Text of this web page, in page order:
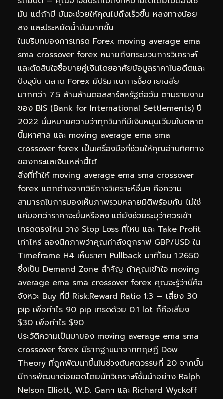
มัน แต่ถ้ามี มันจะช่วยให้คุณไปถึงเร็วขึ้น หลงทางน้อย
ลง และประหยัดน้ำมันมากขึ้น
ในบริบทของการเทรด Forex moving average ema
sma crossover forex หมายถึงกระบวนการวิเคราะห์
และตัดสินใจซื้อขายคู่เงินโดยอาศัยข้อมูลราคาในอดีตและ
ปัจจุบัน ตลาด Forex มีปริมาณการซื้อขายเฉลี่ย
มากกว่า 7.5 ล้านล้านดอลลาร์สหรัฐต่อวัน ตามรายงาน
ของ BIS (Bank for International Settlements) ปี
2022 นั่นหมายความว่าทุกวินาทีมีเงินหมุนเวียนในตลาด
นี้มหาศาล และ moving average ema sma
crossover forex เป็นเครื่องมือที่ช่วยให้คุณอ่านทิศทาง
ของกระแสเงินเหล่านี้ได้
สิ่งที่ทำให้ moving average ema sma crossover
forex แตกต่างจากวิธีการวิเคราะห์อื่นๆ คือความ
สามารถในการมองเห็นภาพรวมหลายมิติพร้อมกัน ไม่ใช่
แค่บอกว่าราคาจะขึ้นหรือลง แต่ยังช่วยระบุว่าควรเข้า
เทรดตรงไหน วาง Stop Loss ที่ไหน และ Take Profit
เท่าไหร่ ลองนึกภาพว่าคุณกำลังดูกราฟ GBP/USD ใน
Timeframe H4 เห็นราคา Pullback มาที่โซน 1.2650
ซึ่งเป็น Demand Zone สำคัญ ถ้าคุณเข้าใจ moving
average ema sma crossover forex คุณจะรู้ว่านี่คือ
จังหวะ Buy ที่มี Risk:Reward Ratio 1:3 — เสี่ยง 30
pip เพื่อกำไร 90 pip เทรดด้วย 0.1 lot ก็คือเสี่ยง
$30 เพื่อกำไร $90
ประวัติความเป็นมาของ moving average ema sma
crossover forex มีรากฐานมาจากทฤษฎี Dow
Theory ที่ถูกพัฒนาขึ้นในช่วงต้นศตวรรษที่ 20 จากนั้น
มีการพัฒนาต่อยอดโดยนักวิเคราะห์ชั้นนำอย่าง Ralph
Nelson Elliott, W.D. Gann และ Richard Wyckoff